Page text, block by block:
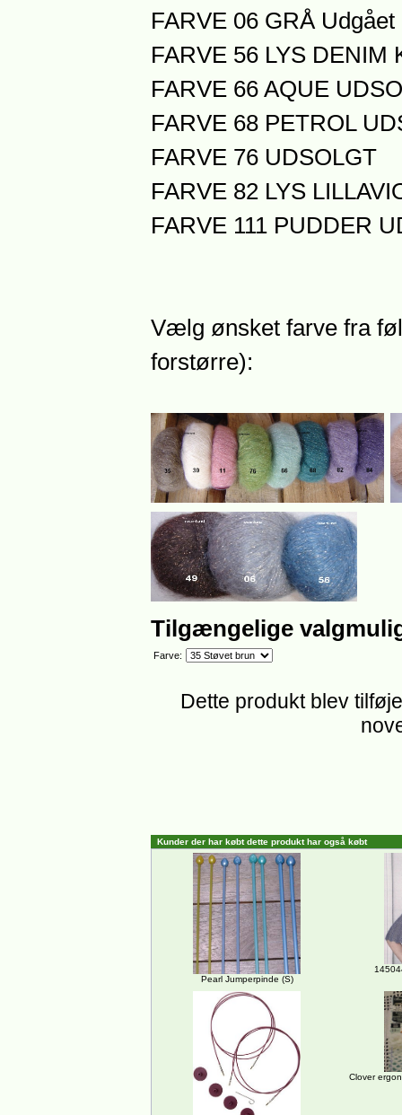
FARVE 06 GRÅ Udgået
FARVE 56 LYS DENIM
FARVE 66 AQUE
FARVE 68 PETROL
FARVE 76 UDSOLGT
FARVE 82 LYS
FARVE 111 PUDDER
Vælg ønsket farve fra
forstørre):
Tilgængelige
Farve:
Dette produkt blev
Kunder der har købt dette produkt har også købt
Pearl Jumperpinde (S)
Clover